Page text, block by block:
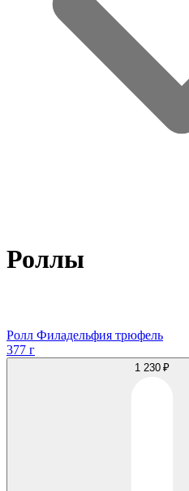
Роллы
Ролл Филадельфия трюфель
377 г
1 230 ₽